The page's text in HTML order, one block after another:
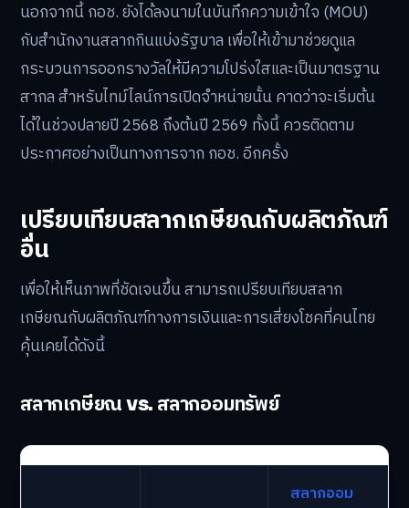
เปิดตัว
การออกสลากเกษียณจำเป็นต้องมีการแก้ไขกฎหมายเพื่อ
รองรับ โดยได้มีการดำเนินการแก้ไขพระราชบัญญัติกองทุน
การออมแห่งชาติ เพื่อให้ กอช. สามารถออกผลิตภัณฑ์ในรูป
แบบสลากได้ ซึ่งร่างกฎหมายดังกล่าวได้ผ่านการเห็นชอบจาก
นอกจากนี้ กอช. ยังได้ลงนามในบันทึกความเข้าใจ (MOU)
กับสำนักงานสลากกินแบ่งรัฐบาล เพื่อให้เข้ามาช่วยดูแล
กระบวนการออกรางวัลให้มีความโปร่งใสและเป็นมาตรฐาน
สากล สำหรับไทม์ไลน์การเปิดจำหน่ายนั้น คาดว่าจะเริ่มต้น
ได้ในช่วงปลายปี 2568 ถึงต้นปี 2569 ทั้งนี้ ควรติดตาม
เปรียบเทียบสลากเกษียณกับผลิตภัณฑ์